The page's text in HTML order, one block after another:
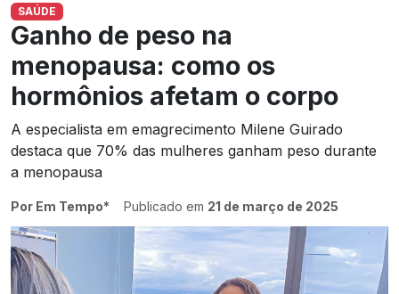
SAÚDE
Ganho de peso na
menopausa: como os
hormônios afetam o corpo
A especialista em emagrecimento Milene Guirado
destaca que 70% das mulheres ganham peso durante
a menopausa
Por Em Tempo* Publicado em 21 de março de 2025